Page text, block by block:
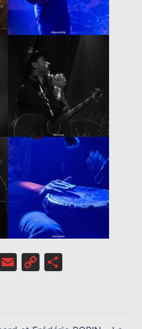
Snapchat
Email
Copy